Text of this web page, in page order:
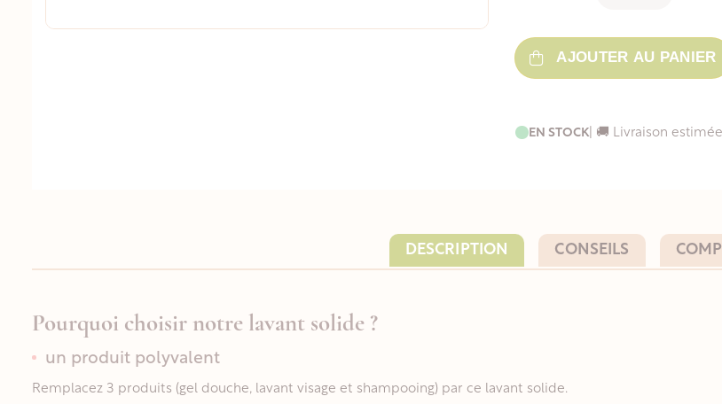
AJOUTER AU PANIER
EN STOCK | 🚚 Livraison
DESCRIPTION CONSEILS
Pourquoi choisir notre lavant solide ?
un produit polyvalent
Remplacez 3 produits (gel douche, lavant visage et shampooing) par ce lavant solide.